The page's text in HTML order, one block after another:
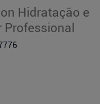
Hidratação e